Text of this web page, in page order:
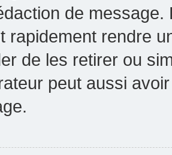
de
rapidement rendre
de les retirer ou
peut aussi